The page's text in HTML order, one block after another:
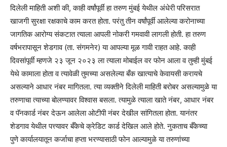
दिलेली माहिती अशी की, काही वर्षांपूर्वी हा तरुण मुंबई येथील अंधेरी परिसरात
खाजगी सुरक्षा रक्षकाचे काम करत होता. परंतु तीन वर्षांपूर्वी आलेल्या करोनाच्या
जागतिक आरोग्य संकटात त्याला आपली नोकरी गमवावी लागली होती. हा तरुण
वर्षभरापासून शेडगाव (ता. संगमनेर) या आपल्या मूळ गावी राहत आहे. काही
दिवसांपूर्वी म्हणजे २३ जून २०२३ ला त्याला मोबाईल वर फोन आला व तुम्ही मुंबई
येथे कामाला होता व त्यावेळी तुमच्या असलेल्या बँक खात्याचे केवायसी करायचे
असल्याने आधार नंबर मागितला. त्या व्यक्तीने दिलेली माहिती बरोबर असल्यामुळे या
तरुणाचा त्याच्या बोलण्यावर विश्वास बसला. त्यामुळे त्याला खाते नंबर, आधार नंबर
व पॅनकार्ड नंबर देऊन आलेला ओटीपी नंबर देखील सांगितला होता. यानंतर
शेडगाव येथील पत्त्यावर बँकेचे क्रेडिट कार्ड देखिल आले होते. नुकताच बँकेच्या
पुणे कार्यालयातून कर्जाचा हप्ता भरण्यासाठी फोन आल्यामुळे या तरुणांच्या